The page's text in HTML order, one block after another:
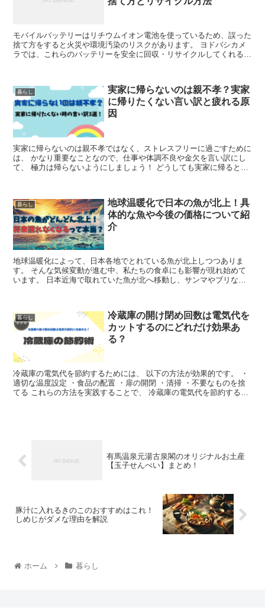
モバイルバッテリーはリチウムイオン電池を使っているため、誤った
捨て方をすると火災や環境汚染のリスクがあります。 ヨドバシカメ
ラでは、これらのバッテリーを安全に回収・リサイクルしてくれるの
暮らし
実家に帰らないのは親不孝？実家
に帰りたくない言い訳と疲れる原
因
実家に帰らないのは親不孝ではなく、ストレスフリーに過ごすために
は、 かなり重要なことなので、仕事や体調不良や金欠を言い訳にし
て、 極力は帰らないようにしましょう！ どうしても実家に帰ると、
暮らし
地球温暖化で日本の魚が北上！具
体的な魚や今後の価格について紹
介
地球温暖化によって、日本各地でとれている魚が北上しつつありま
す。 そんな気候変動が進む中、私たちの食卓にも影響が現れ始めて
います。 日本近海で取れていた魚が北へ移動し、サンマやブリなど
暮らし
冷蔵庫の開け閉め回数は電気代を
カットするのにどれだけ効果あ
る？
冷蔵庫の電気代を節約するためには、 以下の方法が効果的です。 ・
適切な温度設定 ・食品の配置 ・扉の開閉 ・清掃 ・不要なものを捨
てる これらの方法を実践することで、 冷蔵庫の電気代を節約するこ
有馬温泉元湯古泉閣のオリジナルお土産
【玉子せんべい】まとめ！
豚汁に入れるきのこのおすすめはこれ！
しめじがダメな理由を解説
ホーム 暮らし